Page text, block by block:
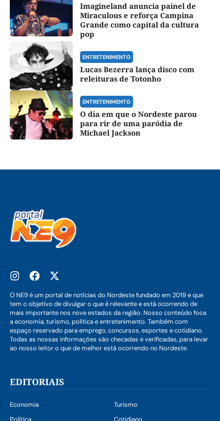
Imagineland anuncia painel de
Miraculous e reforça Campina
Grande como capital da cultura
pop
ENTRETENIMENTO
Lucas Bezerra lança disco com
releituras de Totonho
ENTRETENIMENTO
O dia em que o Nordeste parou
para rir de uma paródia de
Michael Jackson
O NE9 é um portal de notícias do Nordeste fundado em 2019 e que
tem o objetivo de divulgar o que é relevante e está ocorrendo de
mais importante nos nove estados da região. Nosso conteúdo foca
a economia, turismo, política e entretenimento. Também com
espaço reservado para emprego, concursos, esportes e cotidiano.
Todas as nossas informações são checadas e verificadas, para levar
ao nosso leitor o que de melhor está ocorrendo no Nordeste.
EDITORIAIS
Economia
Turismo
Política
Cotidiano